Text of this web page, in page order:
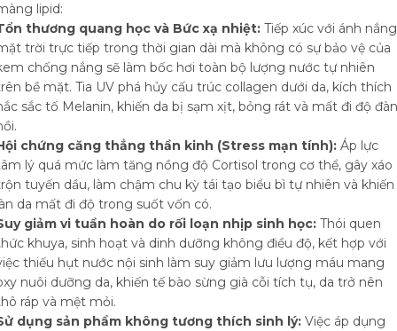
lipid:
thương quang học và Bức xạ nhiệt: Tiếp xúc với ánh nắng
trời trực tiếp trong thời gian dài mà không có sự bảo vệ của
chống nắng sẽ làm bốc hơi toàn bộ lượng nước tự nhiên
bề mặt. Tia UV phá hủy cấu trúc collagen dưới da, kích thích
sắc tố Melanin, khiến da bị sạm xịt, bỏng rát và mất đi độ đàn
chứng căng thẳng thần kinh (Stress mạn tính): Áp lực
lý quá mức làm tăng nồng độ Cortisol trong cơ thể, gây xáo
tuyến dầu, làm chậm chu kỳ tái tạo biểu bì tự nhiên và khiến
da mất đi độ trong suốt vốn có.
giảm vi tuần hoàn do rối loạn nhịp sinh học: Thói quen
khuya, sinh hoạt và dinh dưỡng không điều độ, kết hợp với
thiếu hụt nước nội sinh làm suy giảm lưu lượng máu mang
nuôi dưỡng da, khiến tế bào sừng già cỗi tích tụ, da trở nên
ráp và mệt mỏi.
dụng sản phẩm không tương thích sinh lý: Việc áp dụng